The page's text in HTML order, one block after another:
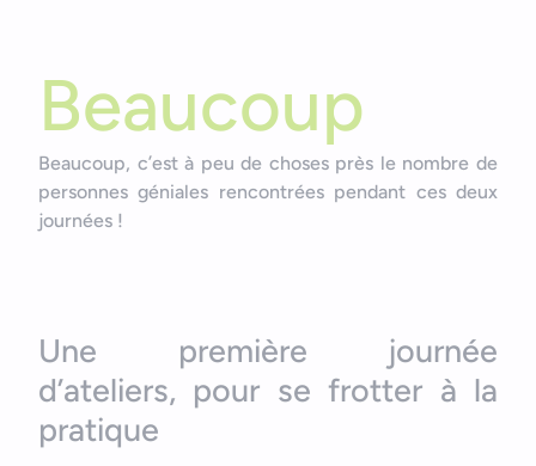
Beaucoup
Beaucoup, c’est à peu de choses près le nombre de
personnes géniales rencontrées pendant ces deux
journées !
Une première journée
d’ateliers, pour se frotter à la
pratique